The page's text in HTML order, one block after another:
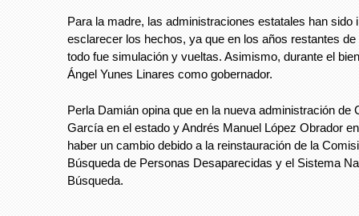
Para la madre, las administraciones estatales han sido
esclarecer los hechos, ya que en los años restantes
todo fue simulación y vueltas. Asimismo, durante el
Ángel Yunes Linares como gobernador.
Perla Damián opina que en la nueva administración de
García en el estado y Andrés Manuel López Obrador
haber un cambio debido a la reinstauración de la
Búsqueda de Personas Desaparecidas y el Sistema
Búsqueda.